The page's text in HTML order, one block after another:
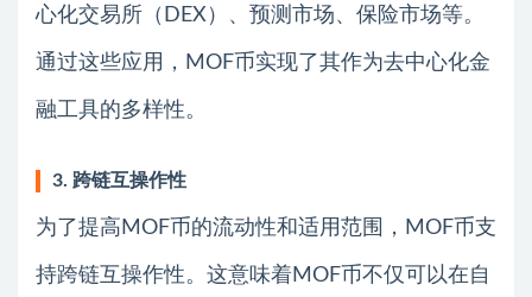
心化交易所（DEX）、预测市场、保险市场等。
通过这些应用，MOF币实现了其作为去中心化金
融工具的多样性。
3. 跨链互操作性
为了提高MOF币的流动性和适用范围，MOF币支
持跨链互操作性。这意味着MOF币不仅可以在自